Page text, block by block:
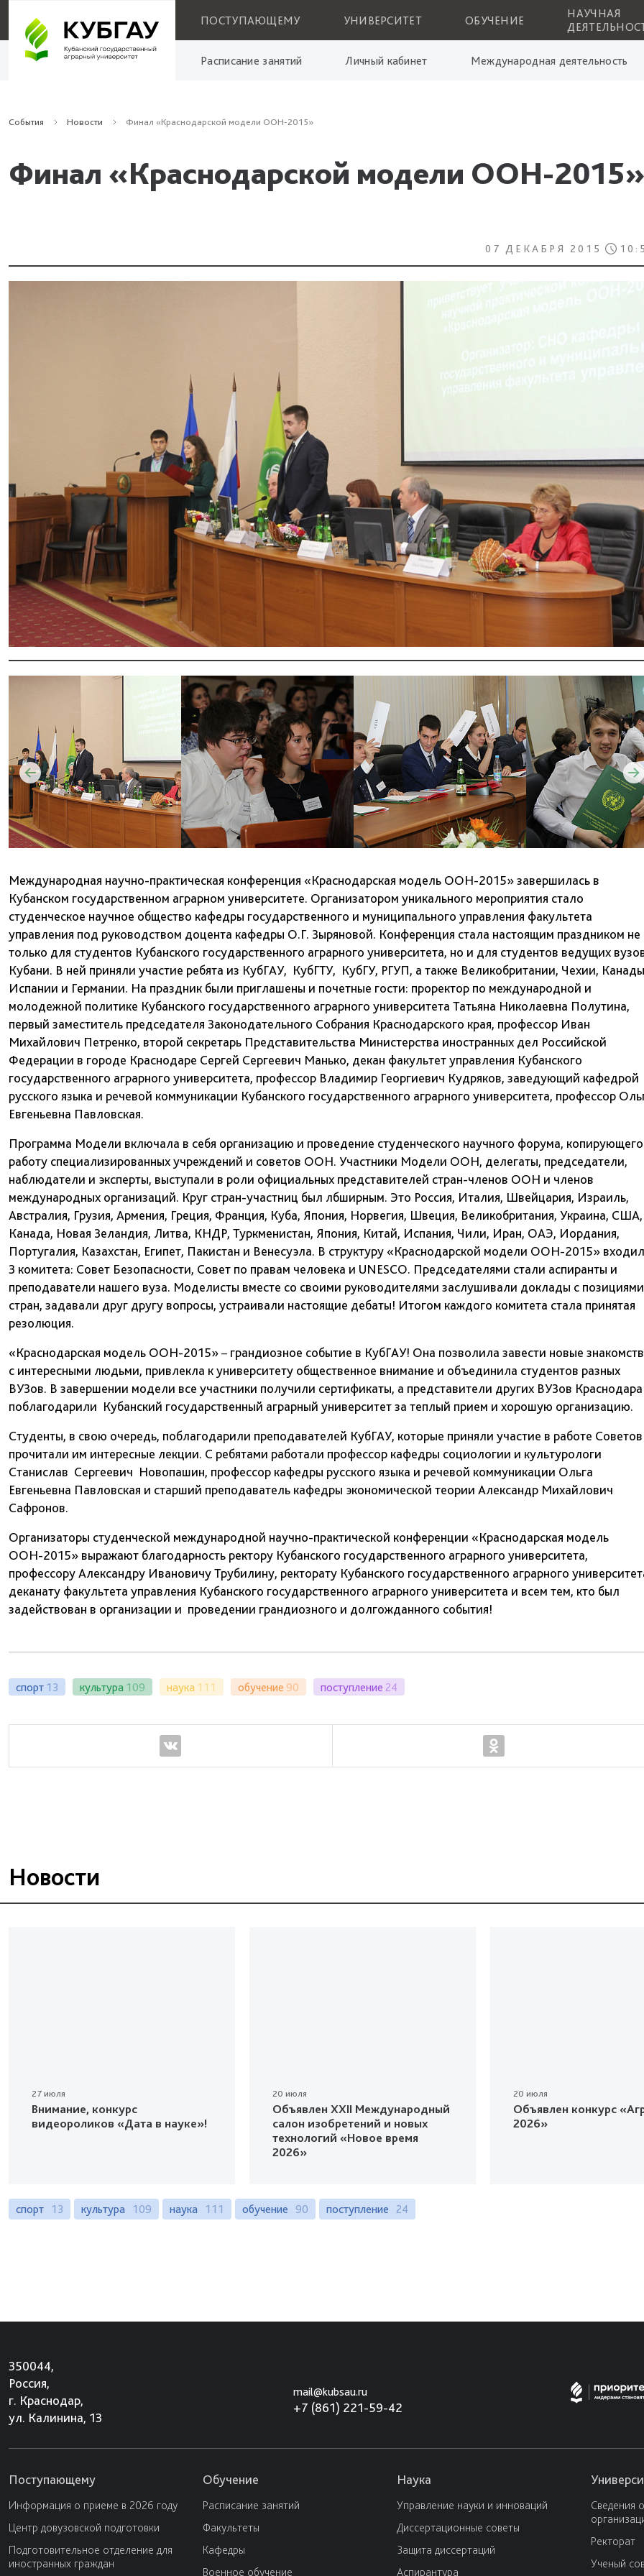
ПОСТУПАЮЩЕМУ УНИВЕРСИТЕТ ОБУЧЕНИЕ
НАУЧНАЯ
Расписание занятий Личный кабинет Международная деятельность
События Новости Финал «Краснодарской модели ООН-2015»
Финал «Краснодарской модели ООН-2015»
07 ДЕКАБРЯ 2015
Международная научно-практическая конференция «Краснодарская модель ООН-2015» завершилась в
Кубанском государственном аграрном университете. Организатором уникального мероприятия стало
студенческое научное общество кафедры государственного и муниципального управления факультета
управления под руководством доцента кафедры О.Г. Зыряновой. Конференция стала настоящим праздником не
только для студентов Кубанского государственного аграрного университета, но и для студентов ведущих
Кубани. В ней приняли участие ребята из КубГАУ, КубГТУ, КубГУ, РГУП, а также Великобритании, Чехии,
Испании и Германии. На праздник были приглашены и почетные гости: проректор по международной и
молодежной политике Кубанского государственного аграрного университета Татьяна Николаевна Полутина,
первый заместитель председателя Законодательного Собрания Краснодарского края, профессор Иван
Михайлович Петренко, второй секретарь Представительства Министерства иностранных дел Российской
Федерации в городе Краснодаре Сергей Сергеевич Манько, декан факультет управления Кубанского
государственного аграрного университета, профессор Владимир Георгиевич Кудряков, заведующий кафедрой
русского языка и речевой коммуникации Кубанского государственного аграрного университета, профессор
Евгеньевна Павловская.
Программа Модели включала в себя организацию и проведение студенческого научного форума, копирующего
работу специализированных учреждений и советов ООН. Участники Модели ООН, делегаты, председатели,
наблюдатели и эксперты, выступали в роли официальных представителей стран-членов ООН и членов
международных организаций. Круг стран-участниц был лбширным. Это Россия, Италия, Швейцария, Израиль,
Австралия, Грузия, Армения, Греция, Франция, Куба, Япония, Норвегия, Швеция, Великобритания, Украина, США,
Канада, Новая Зеландия, Литва, КНДР, Туркменистан, Япония, Китай, Испания, Чили, Иран, ОАЭ, Иордания,
Португалия, Казахстан, Египет, Пакистан и Венесуэла. В структуру «Краснодарской модели ООН-2015»
3 комитета: Совет Безопасности, Совет по правам человека и UNESCO. Председателями стали аспиранты и
преподаватели нашего вуза. Моделисты вместе со своими руководителями заслушивали доклады с позициями
стран, задавали друг другу вопросы, устраивали настоящие дебаты! Итогом каждого комитета стала принятая
резолюция.
«Краснодарская модель ООН-2015»– грандиозное событие в КубГАУ! Она позволила завести новые
с интересными людьми, привлекла к университету общественное внимание и объединила студентов разных
ВУЗов. В завершении модели все участники получили сертификаты, а представители других ВУЗов Краснодара
поблагодарили Кубанский государственный аграрный университет за теплый прием и хорошую организацию.
Студенты, в свою очередь, поблагодарили преподавателей КубГАУ, которые приняли участие в работе
прочитали им интересные лекции. С ребятами работали профессор кафедры социологии и культурологи
Станислав Сергеевич Новопашин, профессор кафедры русского языка и речевой коммуникации Ольга
Евгеньевна Павловская и старший преподаватель кафедры экономической теории Александр Михайлович
Сафронов.
Организаторы студенческой международной научно-практической конференции «Краснодарская модель
ООН-2015» выражают благодарность ректору Кубанского государственного аграрного университета,
профессору Александру Ивановичу Трубилину, ректорату Кубанского государственного аграрного
деканату факультета управления Кубанского государственного аграрного университета и всем тем, кто был
задействован в организации и проведении грандиозного и долгожданного события!
спорт 13 культура 109 наука 111 обучение 90 поступление 24
Новости
27 июля
Внимание, конкурс
видеороликов «Дата в науке»!
20 июля
Объявлен XXII Международный
салон изобретений и новых
технологий «Новое время
2026»
20 июля
Объявлен конкурс
2026»
спорт 13 культура 109 наука 111 обучение 90 поступление 24
350044,
Россия,
г. Краснодар,
ул. Калинина, 13
mail@kubsau.ru
+7 (861) 221-59-42
Поступающему
Информация о приеме в 2026 году
Центр довузовской подготовки
Подготовительное отделение для
иностранных граждан
Обучение
Расписание занятий
Факультеты
Кафедры
Военное обучение
Наука
Управление науки и инноваций
Диссертационные советы
Защита диссертаций
Аспирантура
Сведения
Ректорат
Ученый